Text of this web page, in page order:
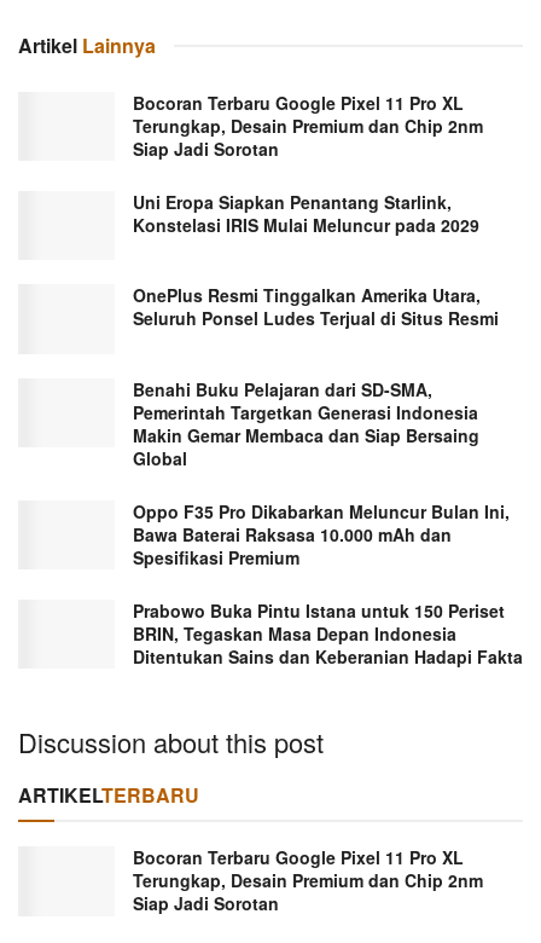
Artikel Lainnya
Bocoran Terbaru Google Pixel 11 Pro XL
Terungkap, Desain Premium dan Chip 2nm
Siap Jadi Sorotan
Uni Eropa Siapkan Penantang Starlink,
Konstelasi IRIS Mulai Meluncur pada 2029
OnePlus Resmi Tinggalkan Amerika Utara,
Seluruh Ponsel Ludes Terjual di Situs Resmi
Benahi Buku Pelajaran dari SD-SMA,
Pemerintah Targetkan Generasi Indonesia
Makin Gemar Membaca dan Siap Bersaing
Global
Oppo F35 Pro Dikabarkan Meluncur Bulan Ini,
Bawa Baterai Raksasa 10.000 mAh dan
Spesifikasi Premium
Prabowo Buka Pintu Istana untuk 150 Periset
BRIN, Tegaskan Masa Depan Indonesia
Ditentukan Sains dan Keberanian Hadapi Fakta
Discussion about this post
ARTIKELTERBARU
Bocoran Terbaru Google Pixel 11 Pro XL
Terungkap, Desain Premium dan Chip 2nm
Siap Jadi Sorotan